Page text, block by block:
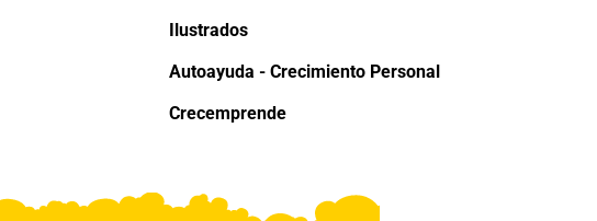
Ilustrados
Autoayuda - Crecimiento Personal
Crecemprende